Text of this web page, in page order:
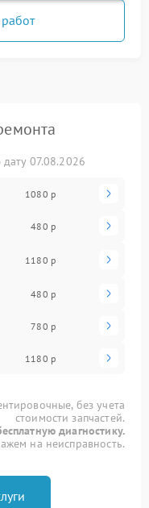
07.08.2026
1080 р
480 р
1180 р
480 р
780 р
1180 р
без учета
стоимости запчастей.
диагностику.
на неисправность.